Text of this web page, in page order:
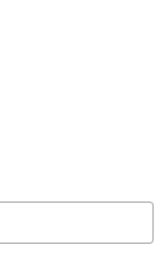
раз в 2 недели